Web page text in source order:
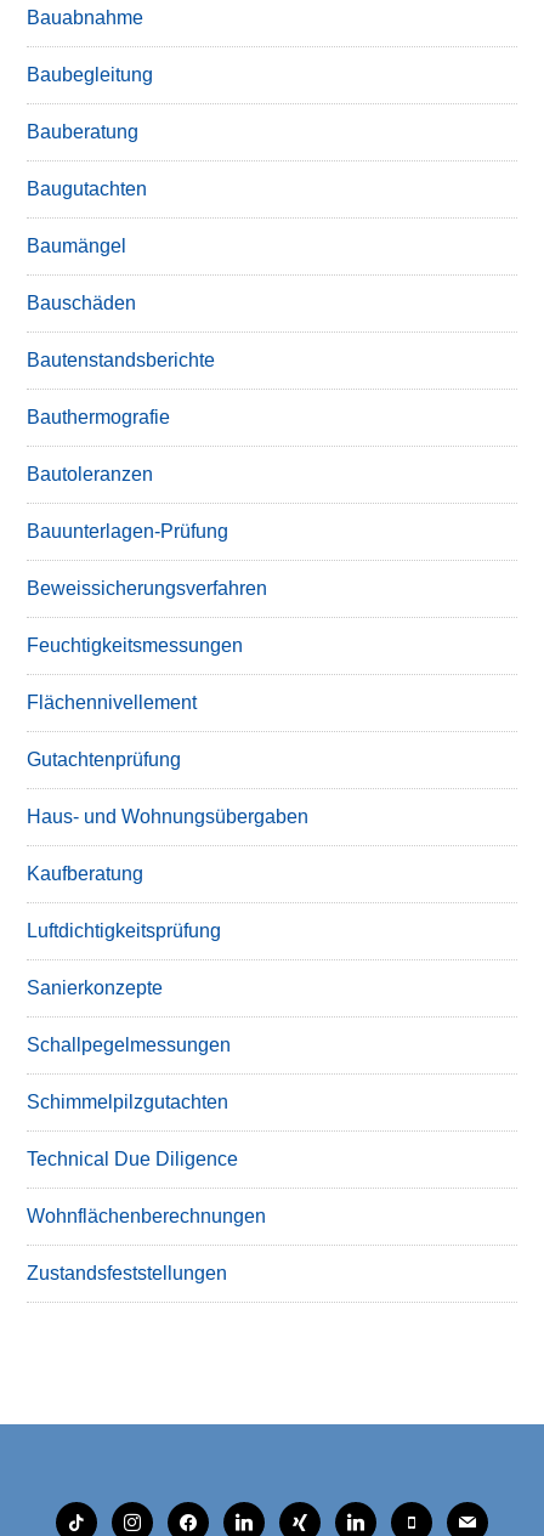
Bauabnahme
Baubegleitung
Bauberatung
Baugutachten
Baumängel
Bauschäden
Bautenstandsberichte
Bauthermografie
Bautoleranzen
Bauunterlagen-Prüfung
Beweissicherungsverfahren
Feuchtigkeitsmessungen
Flächennivellement
Gutachtenprüfung
Haus- und Wohnungsübergaben
Kaufberatung
Luftdichtigkeitsprüfung
Sanierkonzepte
Schallpegelmessungen
Schimmelpilzgutachten
Technical Due Diligence
Wohnflächenberechnungen
Zustandsfeststellungen
tiktok instagramfacebooklinkedinxing linkedinmobilemail